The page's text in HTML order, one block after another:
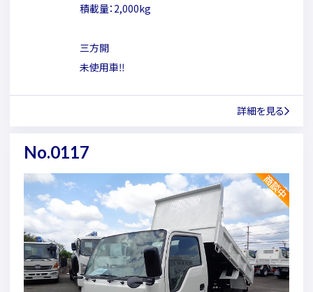
積載量：2,000kg
三方開
未使用車‼
詳細を見る
No.0117